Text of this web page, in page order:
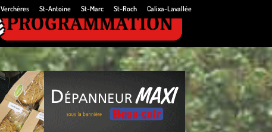
Verchères St-Antoine St-Marc St-Roch Calixa-Lavallée